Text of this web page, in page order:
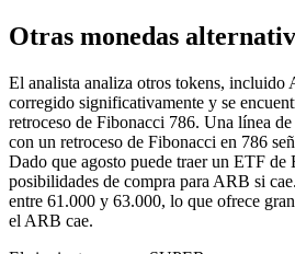
Otras monedas
El analista analiza otros tokens, incluido
corregido significativamente y se
retroceso de Fibonacci 786. Una línea
con un retroceso de Fibonacci en 786
Dado que agosto puede traer un ETF de
posibilidades de compra para ARB si
entre 61.000 y 63.000, lo que ofrece
el ARB cae.